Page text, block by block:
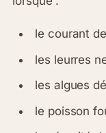
le courant
les leurres
les algues
le poisson